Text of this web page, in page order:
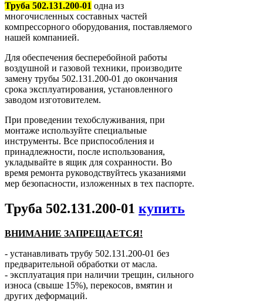
Труба 502.131.200-01 одна из
многочисленных составных частей
компрессорного оборудования, поставляемого
нашей компанией.
Для обеспечения бесперебойной работы
воздушной и газовой техники, производите
замену трубы 502.131.200-01 до окончания
срока эксплуатирования, установленного
заводом изготовителем.
При проведении техобслуживания, при
монтаже используйте специальные
инструменты. Все приспособления и
принадлежности, после использования,
укладывайте в ящик для сохранности. Во
время ремонта руководствуйтесь указаниями
мер безопасности, изложенных в тех паспорте.
Труба 502.131.200-01 купить
ВНИМАНИЕ ЗАПРЕЩАЕТСЯ!
- устанавливать трубу 502.131.200-01 без
предварительной обработки от масла.
- эксплуатация при наличии трещин, сильного
износа (свыше 15%), перекосов, вмятин и
других деформаций.